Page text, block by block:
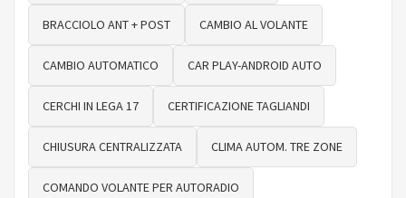
BRACCIOLO ANT + POST CAMBIO AL VOLANTE
CAMBIO AUTOMATICO CAR PLAY-ANDROID AUTO
CERCHI IN LEGA 17 CERTIFICAZIONE TAGLIANDI
CHIUSURA CENTRALIZZATA CLIMA AUTOM. TRE ZONE
COMANDO VOLANTE PER AUTORADIO